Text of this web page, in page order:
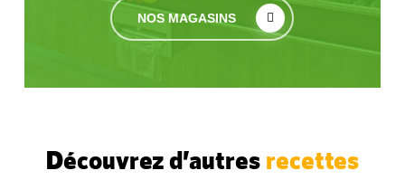
NOS MAGASINS
Découvrez d’autres recettes